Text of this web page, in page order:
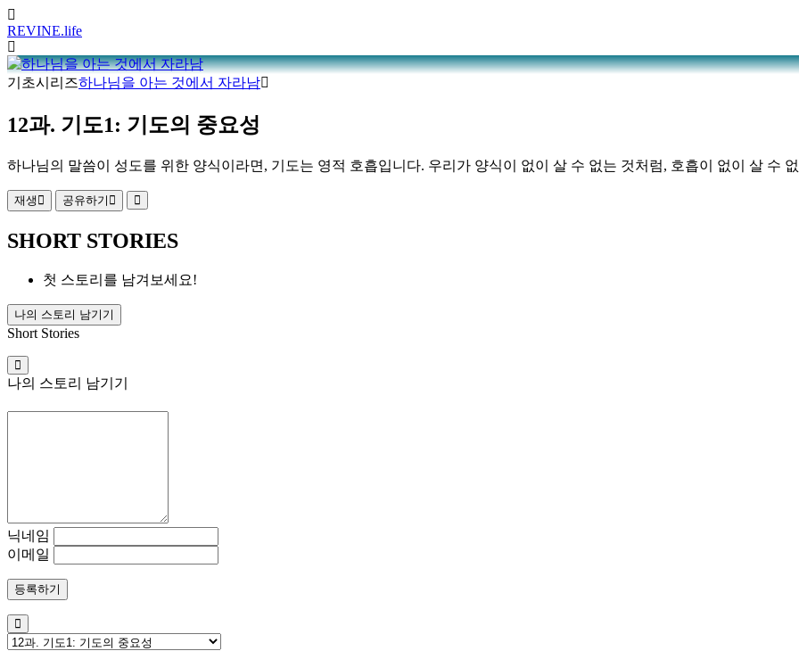
REVINE.life
기초시리즈하나님을 아는 것에서 자라남
12과. 기도1: 기도의 중요성
하나님의 말씀이 성도를 위한 양식이라면, 기도는 영적 호흡입니다. 우리가 양식이 없이 살 수 없는 것처럼, 호흡이 없이 살 수
재생 공유하기
SHORT STORIES
첫 스토리를 남겨보세요!
나의 스토리 남기기
Short Stories
나의 스토리 남기기
닉네임
이메일
등록하기